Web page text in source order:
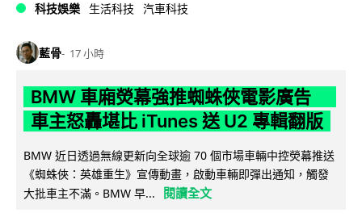
科技娛樂 生活科技 汽車科技
藍骨 17 小時
BMW 車廂熒幕強推蜘蛛俠電影廣告
車主怒轟堪比 iTunes 送 U2 專輯翻版
BMW 近日透過無線更新向全球逾 70 個市場車輛中控熒幕推送
《蜘蛛俠：英雄重生》宣傳動畫，啟動車輛即彈出通知，觸發
大批車主不滿。BMW 早...
閱讀全文